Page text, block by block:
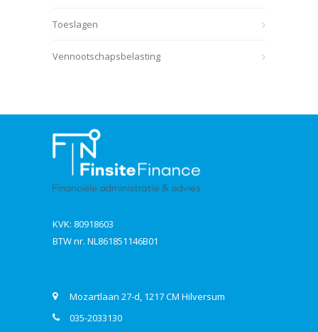
Toeslagen
Vennootschapsbelasting
KVK: 80918603
BTW nr. NL861851146B01
Mozartlaan 27-d, 1217 CM Hilversum
035-2033130